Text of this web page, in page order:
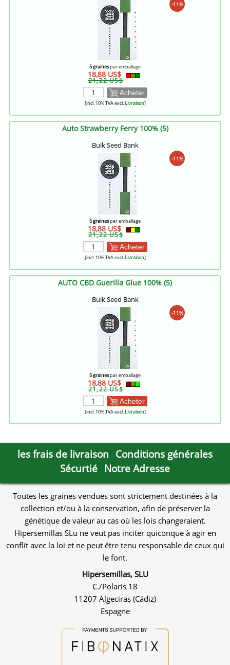
-11%
5 grainespar emballage
18,88 US$
21,22 US$
Acheter
[incl. 10% TVA excl.Livraison]
Auto Strawberry Ferry 100% (5)
Bulk Seed Bank
-11%
5 grainespar emballage
18,88 US$
21,22 US$
Acheter
[incl. 10% TVA excl.Livraison]
AUTO CBD Guerilla Glue 100% (5)
Bulk Seed Bank
-11%
5 grainespar emballage
18,88 US$
21,22 US$
Acheter
[incl. 10% TVA excl.Livraison]
les frais de livraison Conditions générales
Sécurtié Notre Adresse
Toutes les graines vendues sont strictement destinées à la
collection et/ou à la conservation, afin de préserver la
génétique de valeur au cas où les lois changeraient.
Hipersemillas SLu ne veut pas inciter quiconque à agir en
conflit avec la loi et ne peut être tenu responsable de ceux qui
le font.
Hipersemillas, SLU
C./Polaris 18
11207 Algeciras (Cádiz)
Espagne